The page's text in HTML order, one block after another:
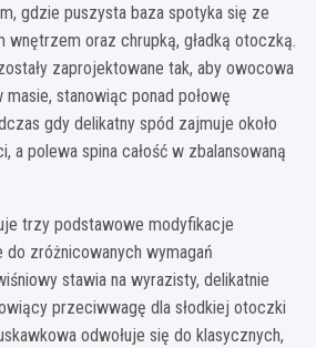
gdzie puszysta baza spotyka się ze
oraz chrupką, gładką otoczką.
zaprojektowane tak, aby owocowa
masie, stanowiąc ponad połowę
gdy delikatny spód zajmuje około
polewa spina całość w zbalansowaną
trzy podstawowe modyfikacje
zróżnicowanych wymagań
stawia na wyrazisty, delikatnie
przeciwwagę dla słodkiej otoczki
odwołuje się do klasycznych,